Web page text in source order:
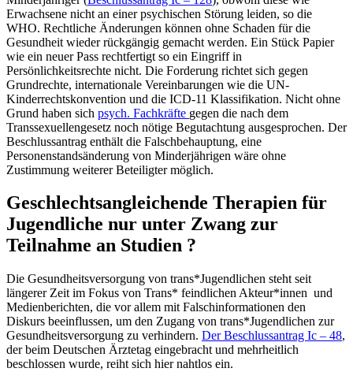
Erwachsene nicht an einer psychischen Störung leiden, so die
WHO. Rechtliche Änderungen können ohne Schaden für die
Gesundheit wieder rückgängig gemacht werden. Ein Stück Papier
wie ein neuer Pass rechtfertigt so ein Eingriff in
Persönlichkeitsrechte nicht. Die Forderung richtet sich gegen
Grundrechte, internationale Vereinbarungen wie die UN-
Kinderrechtskonvention und die ICD-11 Klassifikation. Nicht ohne
Grund haben sich psych. Fachkräfte gegen die nach dem
Transsexuellengesetz noch nötige Begutachtung ausgesprochen. Der
Beschlussantrag enthält die Falschbehauptung, eine
Personenstandsänderung von Minderjährigen wäre ohne
Zustimmung weiterer Beteiligter möglich.
Geschlechtsangleichende Therapien für
Jugendliche nur unter Zwang zur
Teilnahme an Studien ?
Die Gesundheitsversorgung von trans*Jugendlichen steht seit
längerer Zeit im Fokus von Trans* feindlichen Akteur*innen und
Medienberichten, die vor allem mit Falschinformationen den
Diskurs beeinflussen, um den Zugang von trans*Jugendlichen zur
Gesundheitsversorgung zu verhindern. Der Beschlussantrag Ic – 48,
der beim Deutschen Ärztetag eingebracht und mehrheitlich
beschlossen wurde, reiht sich hier nahtlos ein.